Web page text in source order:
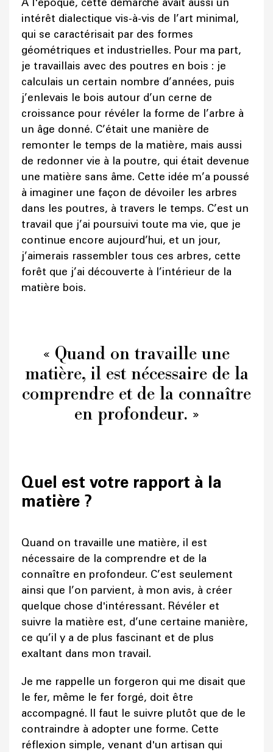
À l'époque, cette démarche avait aussi un
intérêt dialectique vis-à-vis de l’art minimal,
qui se caractérisait par des formes
géométriques et industrielles. Pour ma part,
je travaillais avec des poutres en bois : je
calculais un certain nombre d’années, puis
j’enlevais le bois autour d’un cerne de
croissance pour révéler la forme de l’arbre à
un âge donné. C’était une manière de
remonter le temps de la matière, mais aussi
de redonner vie à la poutre, qui était devenue
une matière sans âme. Cette idée m’a poussé
à imaginer une façon de dévoiler les arbres
dans les poutres, à travers le temps. C’est un
travail que j’ai poursuivi toute ma vie, que je
continue encore aujourd’hui, et un jour,
j’aimerais rassembler tous ces arbres, cette
forêt que j’ai découverte à l’intérieur de la
matière bois.
« Quand on travaille une
matière, il est nécessaire de la
comprendre et de la connaître
en profondeur. »
Quel est votre rapport à la
matière ?
Quand on travaille une matière, il est
nécessaire de la comprendre et de la
connaître en profondeur. C’est seulement
ainsi que l’on parvient, à mon avis, à créer
quelque chose d'intéressant. Révéler et
suivre la matière est, d’une certaine manière,
ce qu’il y a de plus fascinant et de plus
exaltant dans mon travail.
Je me rappelle un forgeron qui me disait que
le fer, même le fer forgé, doit être
accompagné. Il faut le suivre plutôt que de le
contraindre à adopter une forme. Cette
réflexion simple, venant d'un artisan qui